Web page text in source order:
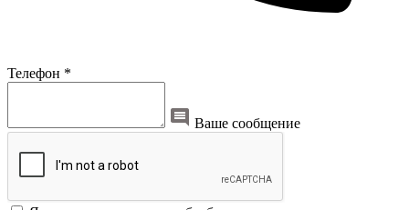
Телефон *
Ваше сообщение